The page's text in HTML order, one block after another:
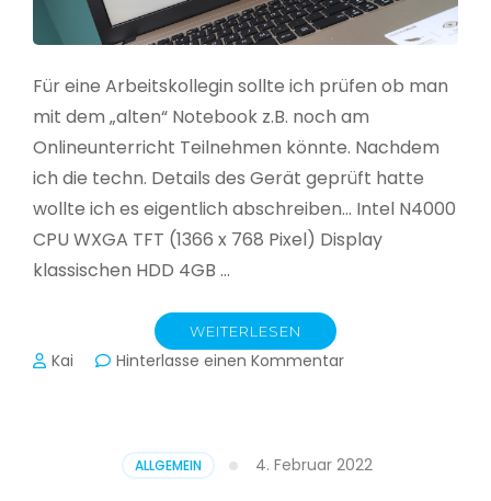
Für eine Arbeitskollegin sollte ich prüfen ob man
mit dem „alten“ Notebook z.B. noch am
Onlineunterricht Teilnehmen könnte. Nachdem
ich die techn. Details des Gerät geprüft hatte
wollte ich es eigentlich abschreiben… Intel N4000
CPU WXGA TFT (1366 x 768 Pixel) Display
klassischen HDD 4GB …
WEITERLESEN
Kai Hinterlasse einen Kommentarzu
ALLGEMEIN 4. Februar 2022